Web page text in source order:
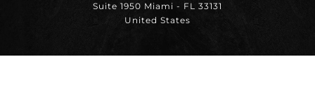
Suite 1950 Miami - FL 33131
United States